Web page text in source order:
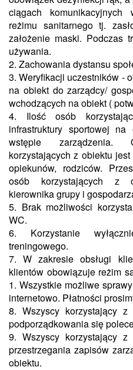
ciągach komunikacyjnych
reżimu sanitarnego tj.
założenie maski. Podczas
używania.
2. Zachowania dystansu
3. Weryfikacji uczestników -
na obiekt do zarządcy/
wchodzących na obiekt (
4. Ilość osób
infrastruktury sportowej
wstępie zarządzenia.
korzystających z obiektu
opiekunów, rodziców.
osób korzystających z
kierownika grupy i
5. Brak możliwości
WC.
6. Korzystanie
treningowego.
7. W zakresie obsługi
klientów obowiązuje reżim
1. Wszystkie możliwe
internetowo. Płatności
8. Wszyscy korzystający
podporządkowania się
9. Wszyscy korzystający
przestrzegania zapisów
obiektu.